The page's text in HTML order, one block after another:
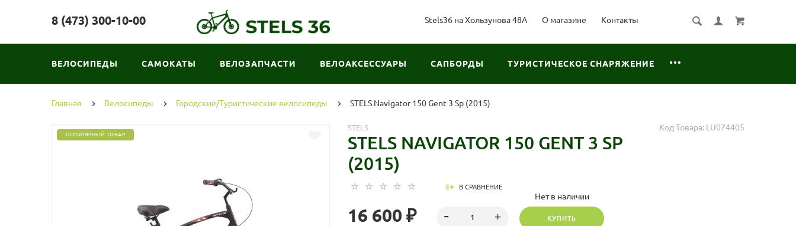
8 (473) 300-10-00 Stels36 на Хользунова 48А О магазине Контакты
ВЕЛОСИПЕДЫ САМОКАТЫ ВЕЛОЗАПЧАСТИ ВЕЛОАКСЕССУАРЫ САПБОРДЫ ТУРИСТИЧЕСКОЕ СНАРЯЖЕНИЕ
Главная Велосипеды Городские/Туристические велосипеды STELS Navigator 150 Gent 3 Sp (2015)
ПОПУЛЯРНЫЙ ТОВАР
Код Товара: LU074405
STELS
STELS NAVIGATOR 150 GENT 3 SP
(2015)
В СРАВНЕНИЕ
16 600 ₽
Нет в наличии
КУПИТЬ